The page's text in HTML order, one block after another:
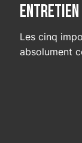
Les cinq
absolument